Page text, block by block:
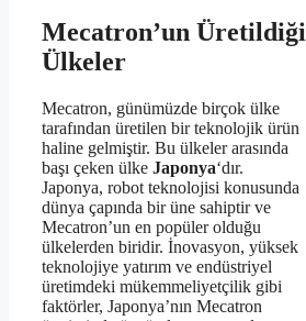
Mecatron’un Üretildiği
Ülkeler
Mecatron, günümüzde birçok ülke
tarafından üretilen bir teknolojik ürün
haline gelmiştir. Bu ülkeler arasında
başı çeken ülke Japonya‘dır.
Japonya, robot teknolojisi konusunda
dünya çapında bir üne sahiptir ve
Mecatron’un en popüler olduğu
ülkelerden biridir. İnovasyon, yüksek
teknolojiye yatırım ve endüstriyel
üretimdeki mükemmeliyetçilik gibi
faktörler, Japonya’nın Mecatron